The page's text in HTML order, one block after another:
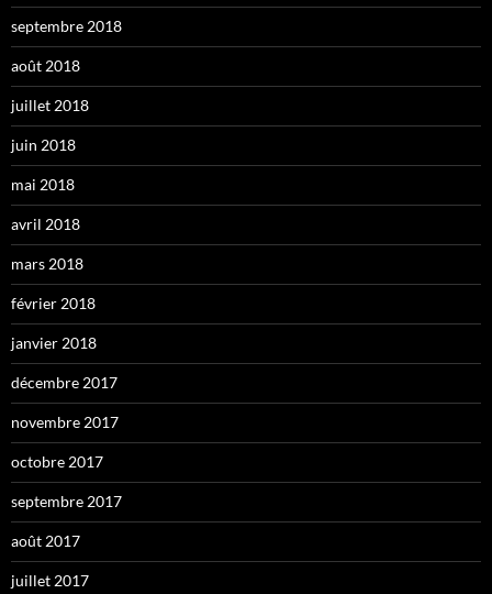
septembre 2018
août 2018
juillet 2018
juin 2018
mai 2018
avril 2018
mars 2018
février 2018
janvier 2018
décembre 2017
novembre 2017
octobre 2017
septembre 2017
août 2017
juillet 2017